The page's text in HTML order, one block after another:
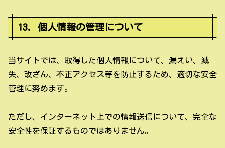
13. 個人情報の管理について
当サイトでは、取得した個人情報について、漏えい、滅
失、改ざん、不正アクセス等を防止するため、適切な安全
管理に努めます。
ただし、インターネット上での情報送信について、完全な
安全性を保証するものではありません。